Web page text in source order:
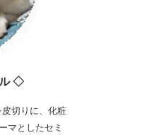
◇
切りに、化粧
マとしたセミ